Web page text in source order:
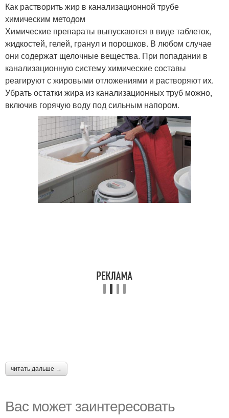
Как растворить жир в канализационной трубе
химическим методом
Химические препараты выпускаются в виде таблеток,
жидкостей, гелей, гранул и порошков. В любом случае
они содержат щелочные вещества. При попадании в
канализационную систему химические составы
реагируют с жировыми отложениями и растворяют их.
Убрать остатки жира из канализационных труб можно,
включив горячую воду под сильным напором.
читать дальше →
Вас может заинтересовать